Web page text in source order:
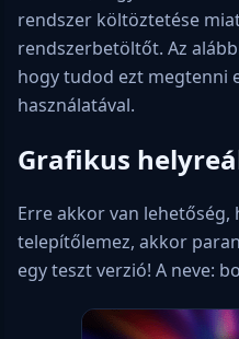
rendszer költöztetése
rendszerbetöltőt. Az
hogy tudod ezt megtenni
használatával.
Grafikus
Erre akkor van lehetőség,
telepítőlemez, akkor
egy teszt verzió! A neve: